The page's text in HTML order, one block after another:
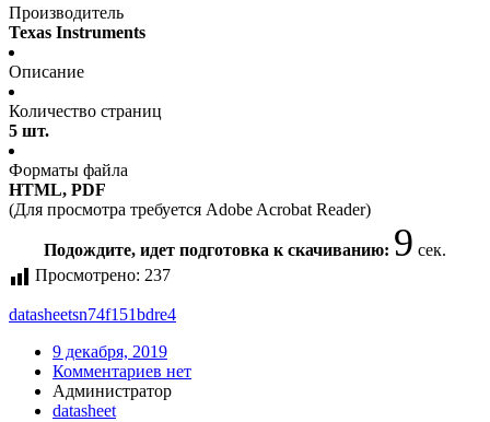
Производитель
Texas Instruments
Описание
Количество страниц
5 шт.
Форматы файла
HTML, PDF
(Для просмотра требуется Adobe Acrobat Reader)
Подождите, идет подготовка к скачиванию: 9 сек.
Просмотрено: 237
datasheetsn74f151bdre4
9 декабря, 2019
Комментариев нет
Администратор
datasheet